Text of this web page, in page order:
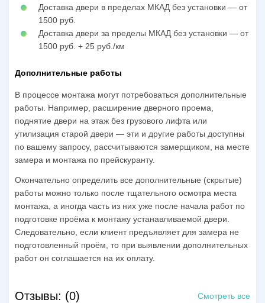
Доставка двери в пределах МКАД без установки — от
1500 руб.
Доставка двери за пределы МКАД без установки — от
1500 руб. + 25 руб./км
Дополнительные работы
В процессе монтажа могут потребоваться дополнительные
работы. Например, расширение дверного проема,
поднятие двери на этаж без грузового лифта или
утилизация старой двери — эти и другие работы доступны
по вашему запросу, рассчитываются замерщиком, на месте
замера и монтажа по прейскуранту.
Окончательно определить все дополнительные (скрытые)
работы можно только после тщательного осмотра места
монтажа, а иногда часть из них уже после начала работ по
подготовке проёма к монтажу устанавливаемой двери.
Следовательно, если клиент предъявляет для замера не
подготовленный проём, то при выявлении дополнительных
работ он соглашается на их оплату.
Отзывы: (0) Смотреть все